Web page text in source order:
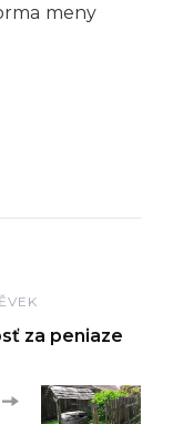
meny
za peniaze